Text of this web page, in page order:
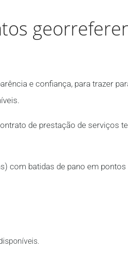
e confiança, para trazer
de prestação de serviços
com batidas de pano em